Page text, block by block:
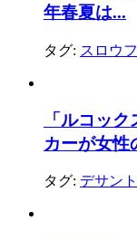
年春夏は...
タグ: スロウ
「ルコッ
カーが女性
タグ: デサン